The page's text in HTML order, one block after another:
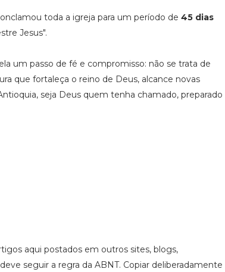
toda a igreja para um período de 45 dias
Jesus".
um passo de fé e compromisso: não se trata de
que fortaleça o reino de Deus, alcance novas
seja Deus quem tenha chamado, preparado
aqui postados em outros sites, blogs,
seguir a regra da ABNT. Copiar deliberadamente